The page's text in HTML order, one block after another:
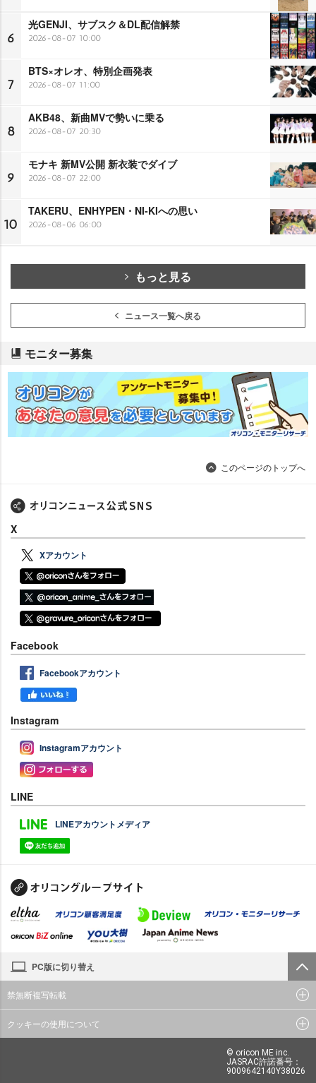
6
光GENJI、サブスク＆DL配信解禁
2026-08-07 10:00
7
BTS×オレオ、特別企画発表
2026-08-07 11:00
8
AKB48、新曲MVで勢いに乗る
2026-08-07 20:30
9
モナキ 新MV公開 新衣装でダイブ
2026-08-07 22:00
10
TAKERU、ENHYPEN・NI-KIへの思い
2026-08-06 06:00
もっと見る
ニュース一覧へ戻る
モニター募集
このページのトップへ
X
Xアカウント
Facebook
Facebookアカウント
Instagram
Instagramアカウント
LINE
LINEアカウントメディア
PC版に切り替え
禁無断複写転載
クッキーの使用について
© oricon ME inc.
JASRAC許諾番号：
9009642140Y38026